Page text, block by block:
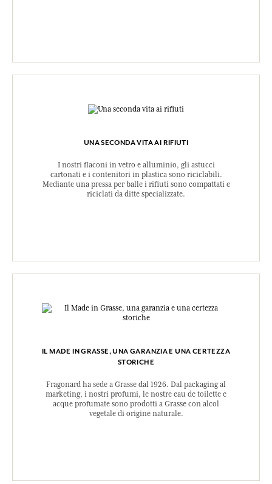
UNA SECONDA VITA AI RIFIUTI
I nostri flaconi in vetro e alluminio, gli astucci
cartonati e i contenitori in plastica sono riciclabili.
Mediante una pressa per balle i rifiuti sono compattati e
riciclati da ditte specializzate.
IL MADE IN GRASSE, UNA GARANZIA E UNA CERTEZZA
STORICHE
Fragonard ha sede a Grasse dal 1926. Dal packaging al
marketing, i nostri profumi, le nostre eau de toilette e
acque profumate sono prodotti a Grasse con alcol
vegetale di origine naturale.